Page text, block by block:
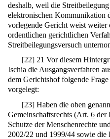
deshalb, weil die
elektronischen Kommunikation
vorlegende Gericht weist weiter
ordentlichen gerichtlichen
Streitbeilegungsversuch
[22] 21 Vor diesem
Ischia die Ausgangsverfahren
dem Gerichtshof folgende
vorgelegt:
[23] Haben die oben
Gemeinschaftsrechts (Art. 6 der
Schutze der Menschenrechte
2002/22 und 1999/44 sowie